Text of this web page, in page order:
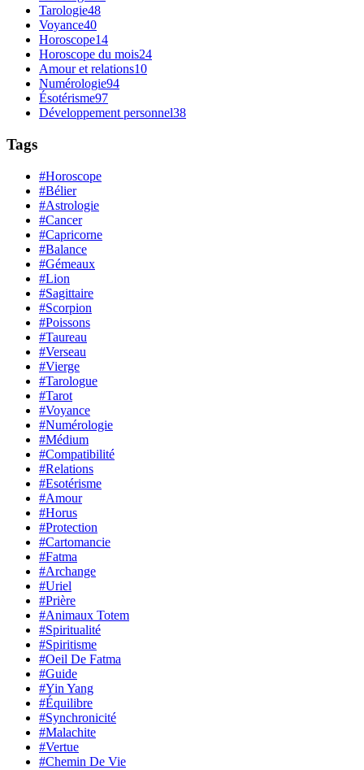
Tarologie48
Voyance40
Horoscope14
Horoscope du mois24
Amour et relations10
Numérologie94
Ésotérisme97
Développement personnel38
Tags
#Horoscope
#Bélier
#Astrologie
#Cancer
#Capricorne
#Balance
#Gémeaux
#Lion
#Sagittaire
#Scorpion
#Poissons
#Taureau
#Verseau
#Vierge
#Tarologue
#Tarot
#Voyance
#Numérologie
#Médium
#Compatibilité
#Relations
#Esotérisme
#Amour
#Horus
#Protection
#Cartomancie
#Fatma
#Archange
#Uriel
#Prière
#Animaux Totem
#Spiritualité
#Spiritisme
#Oeil De Fatma
#Guide
#Yin Yang
#Équilibre
#Synchronicité
#Malachite
#Vertue
#Chemin De Vie